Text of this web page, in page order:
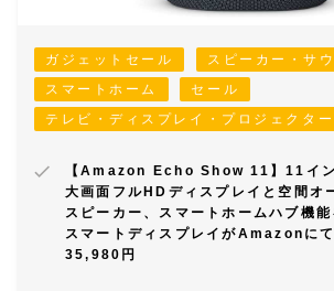
ガジェットセール
スピーカー・サ
スマートホーム
セール
テレビ・ディスプレイ・プロジェクター
【Amazon Echo Show 11】11イ
大画面フルHDディスプレイと空間オ
スピーカー、スマートホームハブ機能
スマートディスプレイがAmazonに
35,980円